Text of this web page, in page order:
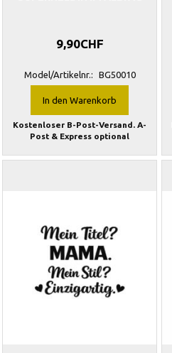
9,90CHF
Model/Artikelnr.: BG50010
In den Warenkorb
Kostenloser B-Post-Versand. A-
Post & Express optional